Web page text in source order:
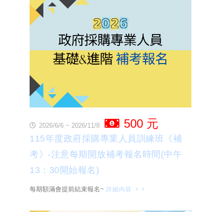
2026/6/6 ~ 2026/11/8 500 元
115年度政府採購專業人員訓練班《補
考》-注意每期開放補考報名時間(中午
13：30開始報名)
每期額滿會提前結束報名~ 詳細內容